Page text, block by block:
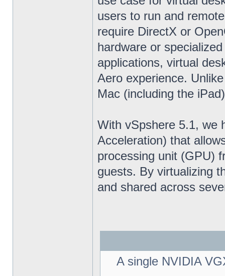
users to run and
require DirectX or
hardware or
applications, virtual
Aero experience.
Mac (including the
With vSpshere 5.1, we
Acceleration) that
processing unit (GPU)
guests. By virtualizing
and shared across
A single NVIDIA